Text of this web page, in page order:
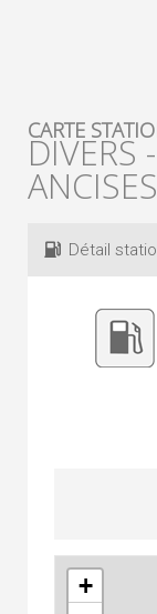
CARTE
DIVERS
ANCISES
Détail
+